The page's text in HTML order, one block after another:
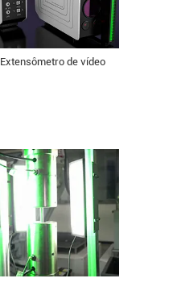
Extensômetro de vídeo